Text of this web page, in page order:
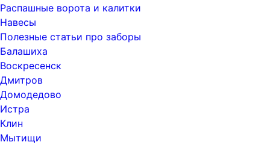
Распашные ворота и калитки
Навесы
Полезные статьи про заборы
Балашиха
Воскресенск
Дмитров
Домодедово
Истра
Клин
Мытищи